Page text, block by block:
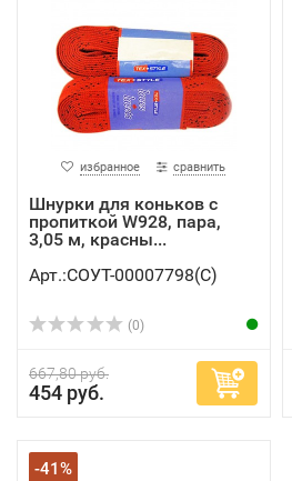
избранное сравнить
Шнурки для коньков с
пропиткой W928, пара,
3,05 м, красны...
Арт.:СОУТ-00007798(C)
(0)
667,80 руб.
454 руб.
-41%